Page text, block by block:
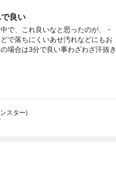
良い
で、これ良いなと思ったのが、・
で落ちにくいあせ汚れなどにもお
場合は3分で良い事わざわざ汗抜き
スター)